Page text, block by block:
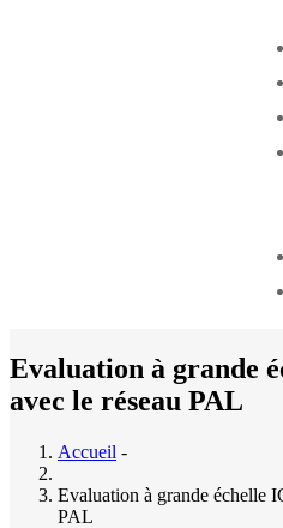
Evaluation à grande
avec le réseau PAL
Accueil -
Evaluation à grande échelle
PAL